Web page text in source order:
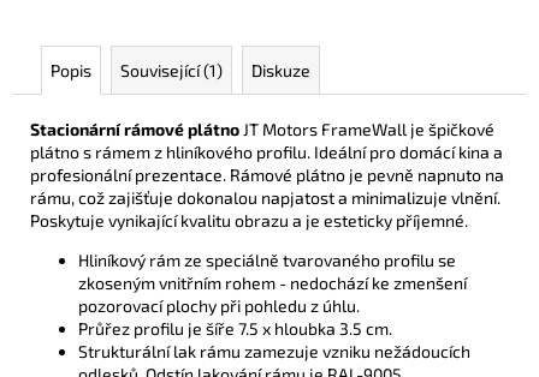
Popis Související (1) Diskuze
Stacionární rámové plátno JT Motors FrameWall je špičkové
plátno s rámem z hliníkového profilu. Ideální pro domácí kina a
profesionální prezentace. Rámové plátno je pevně napnuto na
rámu, což zajišťuje dokonalou napjatost a minimalizuje vlnění.
Poskytuje vynikající kvalitu obrazu a je esteticky příjemné.
Hliníkový rám ze speciálně tvarovaného profilu se
zkoseným vnitřním rohem - nedochází ke zmenšení
pozorovací plochy při pohledu z úhlu.
Průřez profilu je šíře 7.5 x hloubka 3.5 cm.
Strukturální lak rámu zamezuje vzniku nežádoucích